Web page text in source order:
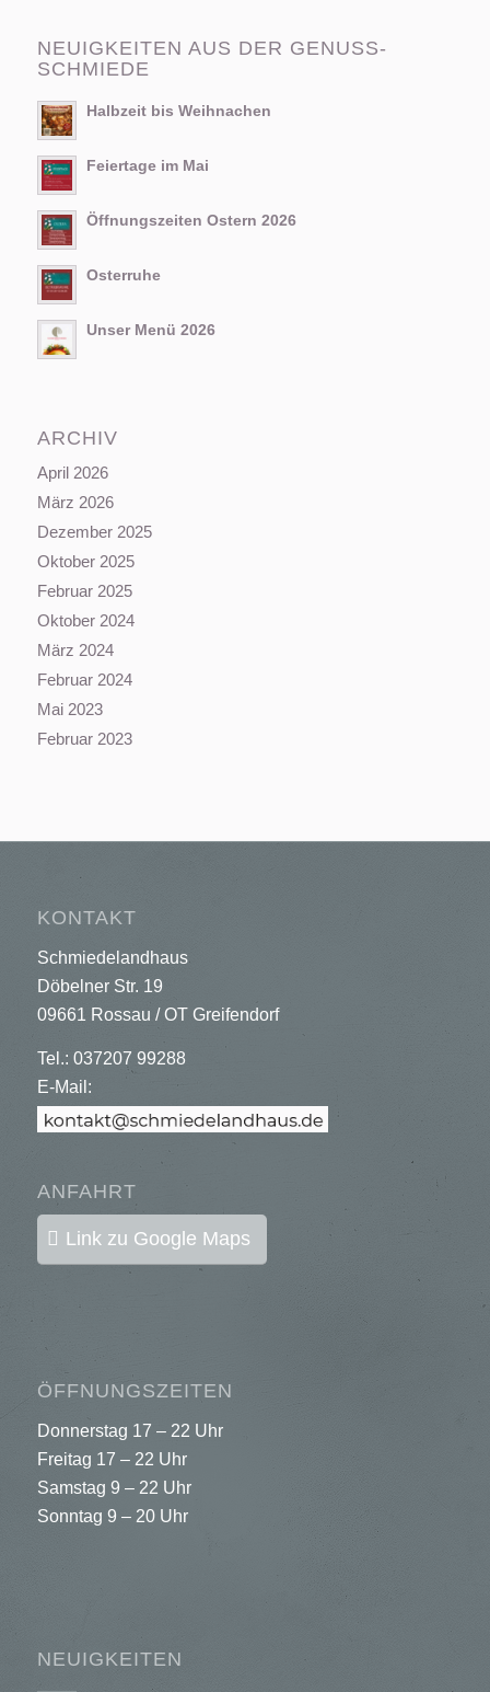
NEUIGKEITEN AUS DER GENUSS-
SCHMIEDE
Halbzeit bis Weihnachen
Feiertage im Mai
Öffnungszeiten Ostern 2026
Osterruhe
Unser Menü 2026
ARCHIV
April 2026
März 2026
Dezember 2025
Oktober 2025
Februar 2025
Oktober 2024
März 2024
Februar 2024
Mai 2023
Februar 2023
KONTAKT
Schmiedelandhaus
Döbelner Str. 19
09661 Rossau / OT Greifendorf
Tel.: 037207 99288
E-Mail:
ANFAHRT
Link zu Google Maps
ÖFFNUNGSZEITEN
Donnerstag 17 – 22 Uhr
Freitag 17 – 22 Uhr
Samstag 9 – 22 Uhr
Sonntag 9 – 20 Uhr
NEUIGKEITEN